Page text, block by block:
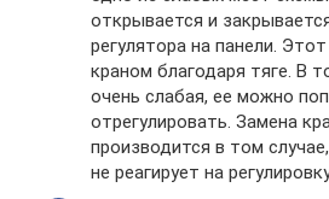
открывается и
регулятора на панели.
краном благодаря тяге. В
очень слабая, ее можно
отрегулировать. Замена
производится в том
не реагирует на